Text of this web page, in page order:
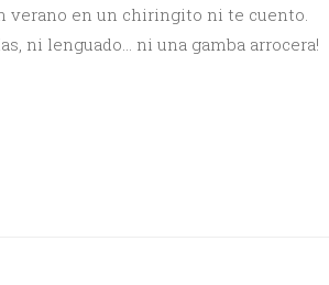
verano en un chiringito ni te cuento.
ni lenguado… ni una gamba arrocera!